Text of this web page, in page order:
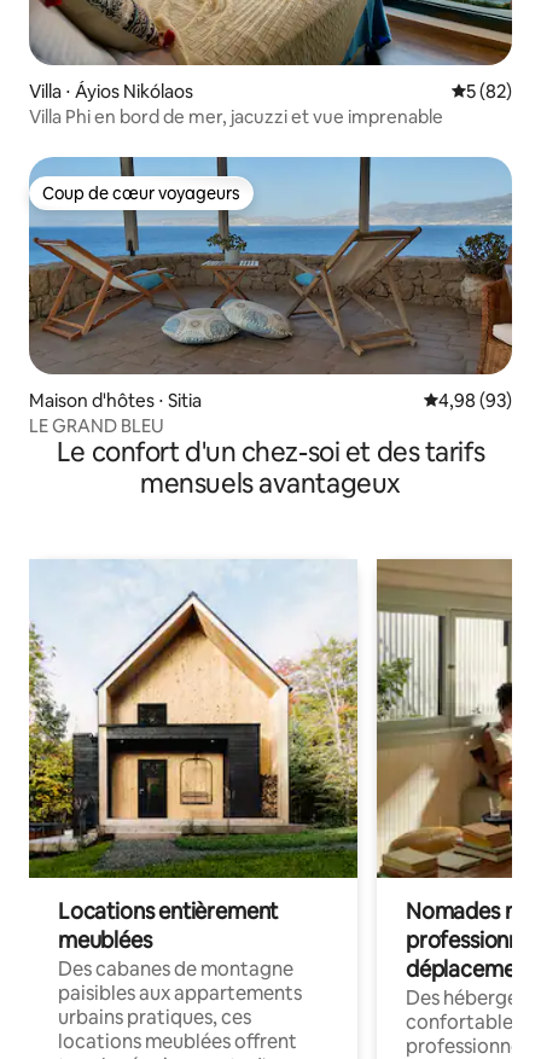
Villa ⋅ Áyios Nikólaos
5 (82)
Villa Phi en bord de mer, jacuzzi et vue imprenable
Coup de cœur voyageurs
Coup de cœur voyageurs
Maison d'hôtes ⋅ Sitia Évaluation
4,98 (93)
LE GRAND BLEU
Le confort d'un chez-soi et des tarifs
mensuels avantageux
Locations entièrement
meublées
Des cabanes de montagne
paisibles aux appartements
urbains pratiques, ces
locations meublées offrent
Nomades
déplacement
Des
confortables
professionnels